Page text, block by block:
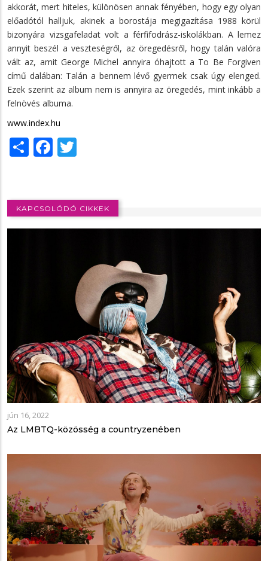
akkorát, mert hiteles, különösen annak fényében, hogy egy olyan
előadótól halljuk, akinek a borostája megigazítása 1988 körül
bizonyára vizsgafeladat volt a férfifodrász-iskolákban. A lemez
annyit beszél a veszteségről, az öregedésről, hogy talán valóra
vált az, amit George Michel annyira óhajtott a To Be Forgiven
című dalában: Talán a bennem lévő gyermek csak úgy elenged.
Ezek szerint az album nem is annyira az öregedés, mint inkább a
felnövés albuma.
www.index.hu
ShareFacebook
KAPCSOLÓDÓ CIKKEK
jún 16, 2022
Az LMBTQ-közösség a countryzenében